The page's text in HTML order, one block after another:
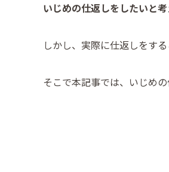
いじめの仕返しをしたいと
しかし、実際に仕返しをす
そこで本記事では、いじめ